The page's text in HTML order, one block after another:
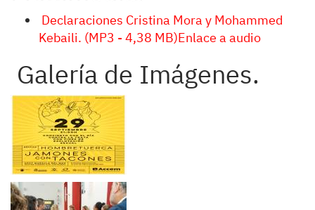
Declaraciones Cristina Mora y Mohammed
Kebaili. (MP3 - 4,38 MB)Enlace a audio
Galería de Imágenes.